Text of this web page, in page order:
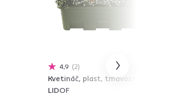
4,9 2
Kvetináč, plast, tmavozelená,
LIDOF